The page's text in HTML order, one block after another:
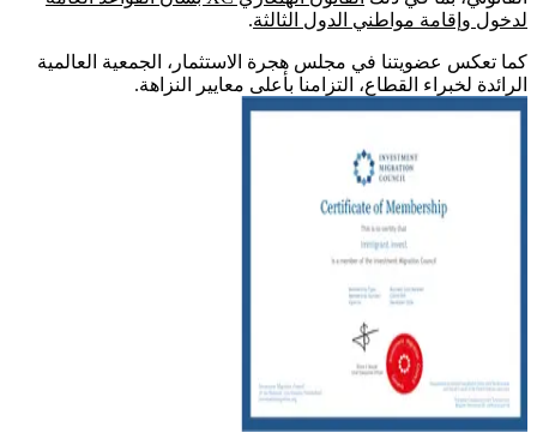
لدخول وإقامة مواطني الدول الثالثة.
كما تعكس عضويتنا في مجلس هجرة الاستثمار، الجمعية العالمية
الرائدة لخبراء القطاع، التزامنا بأعلى معايير النزاهة.